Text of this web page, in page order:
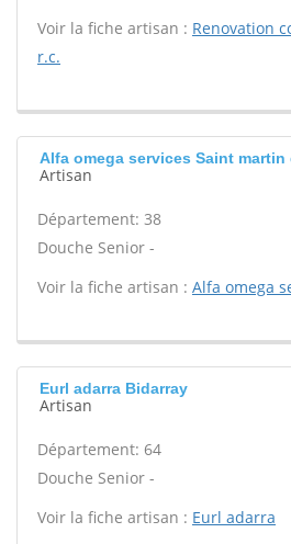
Voir la fiche artisan : Renovation
r.c.
Alfa omega services Saint martin
Artisan
Département: 38
Douche Senior -
Voir la fiche artisan : Alfa omega
Eurl adarra Bidarray
Artisan
Département: 64
Douche Senior -
Voir la fiche artisan : Eurl adarra